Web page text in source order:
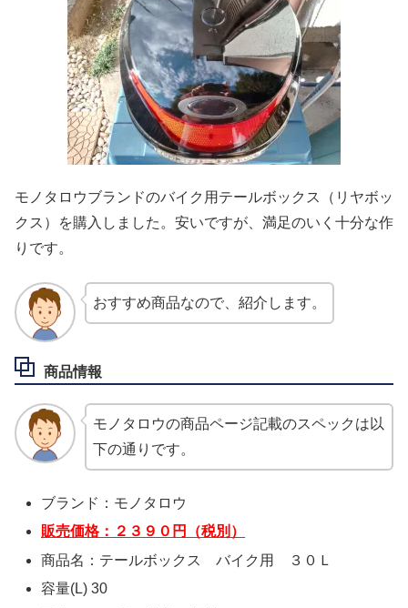
モノタロウブランドのバイク用テールボックス（リヤボッ
クス）を購入しました。安いですが、満足のいく十分な作
りです。
おすすめ商品なので、紹介します。
商品情報
モノタロウの商品ページ記載のスペックは以
下の通りです。
ブランド：モノタロウ
販売価格：２３９０円（税別）
商品名：テールボックス バイク用 ３０Ｌ
容量(L) 30